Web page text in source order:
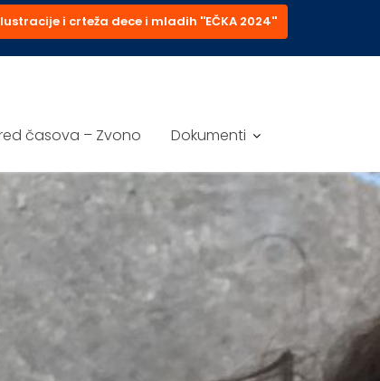
i crteža dece i mladih ''EČKA 2024''
časova – Zvono Dokumenti